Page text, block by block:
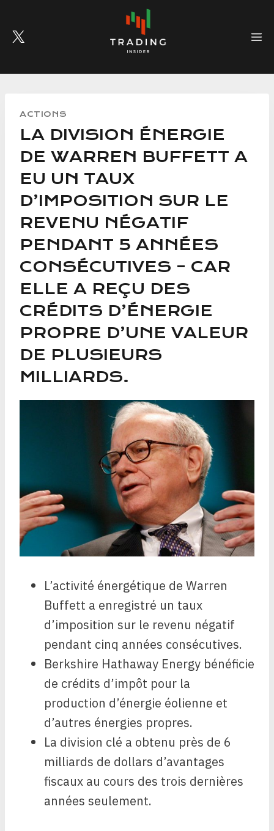
content
ACTIONS
LA DIVISION ÉNERGIE
DE WARREN BUFFETT A
EU UN TAUX
D’IMPOSITION SUR LE
REVENU NÉGATIF
PENDANT 5 ANNÉES
CONSÉCUTIVES – CAR
ELLE A REÇU DES
CRÉDITS D’ÉNERGIE
PROPRE D’UNE VALEUR
DE PLUSIEURS
MILLIARDS.
L’activité énergétique de Warren
Buffett a enregistré un taux
d’imposition sur le revenu négatif
pendant cinq années consécutives.
Berkshire Hathaway Energy bénéficie
de crédits d’impôt pour la
production d’énergie éolienne et
d’autres énergies propres.
La division clé a obtenu près de 6
milliards de dollars d’avantages
fiscaux au cours des trois dernières
années seulement.